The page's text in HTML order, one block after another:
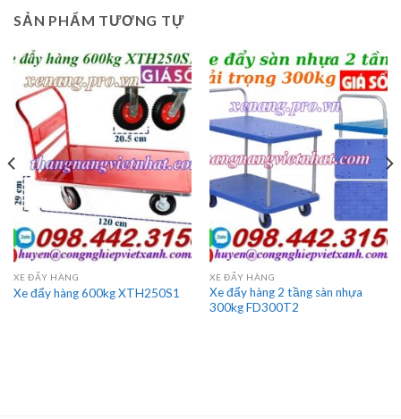
SẢN PHẨM TƯƠNG TỰ
XE ĐẨY HÀNG
Xe đẩy hàng 600kg XTH250S1
XE ĐẨY HÀNG
Xe đẩy hàng 2 tầng sàn nhựa
300kg FD300T2